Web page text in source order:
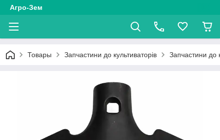
Агро-Зем
Товары Запчастини до культиваторів Запчастини